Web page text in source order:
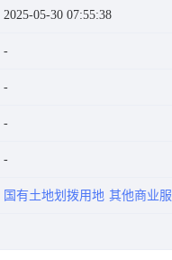
2025-05-30 07:55:38
国有土地划拨用地 其他商业